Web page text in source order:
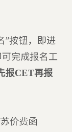
”按钮，即进
完成报名工
报CET再报
价费函